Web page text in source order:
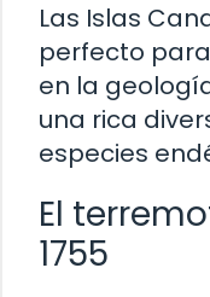
Las Islas
perfecto
en la
una rica
especies
El
1755